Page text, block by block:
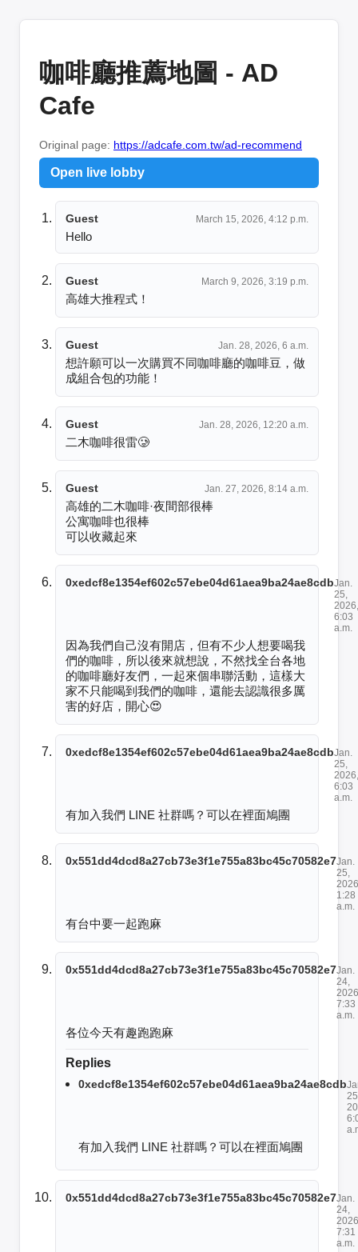
咖啡廳推薦地圖 - AD
Cafe
Original page: https://adcafe.com.tw/ad-recommend
Open live lobby
Guest March 15, 2026, 4:12 p.m.
Hello
Guest March 9, 2026, 3:19 p.m.
高雄大推程式！
Guest Jan. 28, 2026, 6 a.m.
想許願可以一次購買不同咖啡廳的咖啡豆，做
成組合包的功能！
Guest Jan. 28, 2026, 12:20 a.m.
二木咖啡很雷🥲
Guest Jan. 27, 2026, 8:14 a.m.
高雄的二木咖啡·夜間部很棒
公寓咖啡也很棒
可以收藏起來
0xedcf8e1354ef602c57ebe04d61aea9ba24ae8cdbJan.
25,
2026,
6:03
a.m.
因為我們自己沒有開店，但有不少人想要喝我
們的咖啡，所以後來就想說，不然找全台各地
的咖啡廳好友們，一起來個串聯活動，這樣大
家不只能喝到我們的咖啡，還能去認識很多厲
害的好店，開心😍
0xedcf8e1354ef602c57ebe04d61aea9ba24ae8cdbJan.
25,
2026,
6:03
a.m.
有加入我們 LINE 社群嗎？可以在裡面鳩團
0x551dd4dcd8a27cb73e3f1e755a83bc45c70582e7Jan.
25,
1:28
a.m.
有台中要一起跑麻
0x551dd4dcd8a27cb73e3f1e755a83bc45c70582e7Jan.
24,
7:33
a.m.
各位今天有趣跑跑麻
Replies
0xedcf8e1354ef602c57ebe04d61aea9ba24ae8cdb
有加入我們 LINE 社群嗎？可以在裡面鳩團
0x551dd4dcd8a27cb73e3f1e755a83bc45c70582e7Jan.
24,
7:31
a.m.